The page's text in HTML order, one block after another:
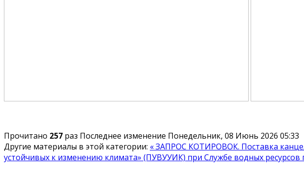
Прочитано 257 раз Последнее изменение Понедельник, 08 Июнь 2026 05:33
Другие материалы в этой категории: « ЗАПРОС КОТИРОВОК. Поставка
устойчивых к изменению климата» (ПУВУУИК) при Службе водных